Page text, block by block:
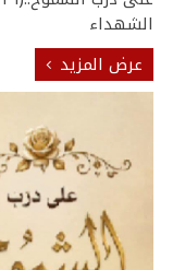
الشهداء
عرض المزيد